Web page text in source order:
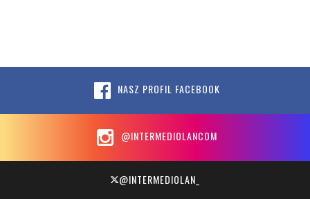
NASZ PROFIL FACEBOOK
@INTERMEDIOLANCOM
@INTERMEDIOLAN_